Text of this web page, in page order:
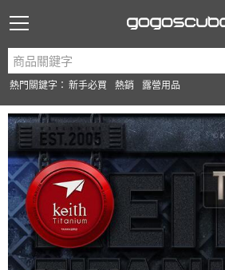
熱門關鍵字： 新手必買 熱銷 露營用品